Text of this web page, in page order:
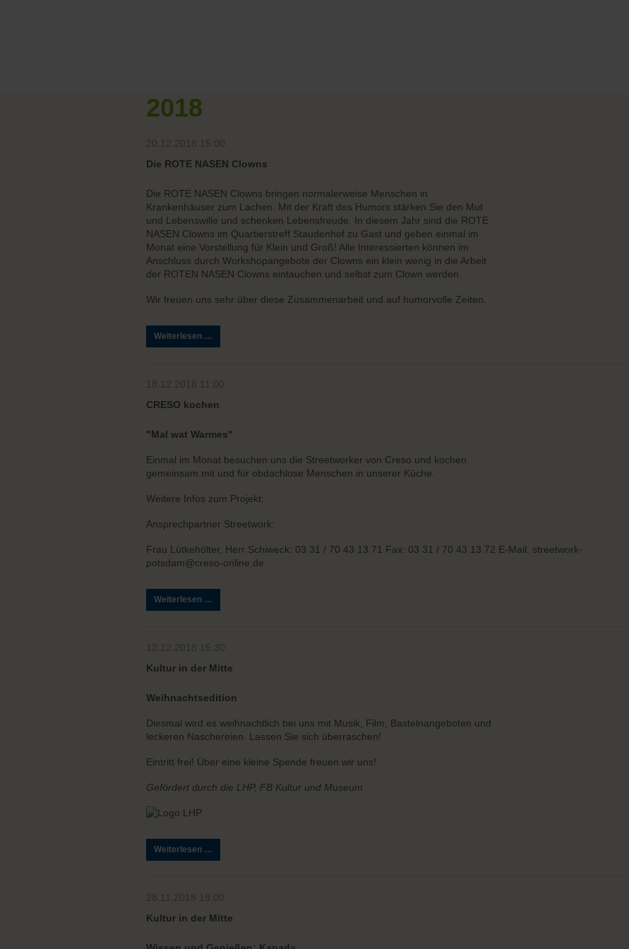
2018
20.12.2018 15:00
Die ROTE NASEN Clowns
Die ROTE NASEN Clowns bringen normalerweise Menschen in
Krankenhäuser zum Lachen. Mit der Kraft des Humors stärken Sie den Mut
und Lebenswille und schenken Lebensfreude. In diesem Jahr sind die ROTE
NASEN Clowns im Quartierstreff Staudenhof zu Gast und geben einmal im
Monat eine Vorstellung für Klein und Groß! Alle Interessierten können im
Anschluss durch Workshopangebote der Clowns ein klein wenig in die Arbeit
der ROTEN NASEN Clowns eintauchen und selbst zum Clown werden.
Wir freuen uns sehr über diese Zusammenarbeit und auf humorvolle Zeiten.
Weiterlesen …
ROTE
18.12.2018 11:00
CRESO kochen
"Mal wat Warmes"
Einmal im Monat besuchen uns die Streetworker von Creso und kochen
gemeinsam mit und für obdachlose Menschen in unserer Küche.
Weitere Infos zum Projekt:
Ansprechpartner Streetwork:
Frau Lütkehölter, Herr Schiweck: 03 31 / 70 43 13 71 Fax: 03 31 / 70 43 13 72 E-Mail: streetwork-
potsdam@creso-online.de
Weiterlesen …
kochen
12.12.2018 15:30
Kultur in der Mitte
Weihnachtsedition
Diesmal wird es weihnachtlich bei uns mit Musik, Film, Bastelnangeboten und
leckeren Naschereien. Lassen Sie sich überraschen!
Eintritt frei! Über eine kleine Spende freuen wir uns!
Gefördert durch die LHP, FB Kultur und Museum
Weiterlesen …
in
28.11.2018 19:00
Kultur in der Mitte